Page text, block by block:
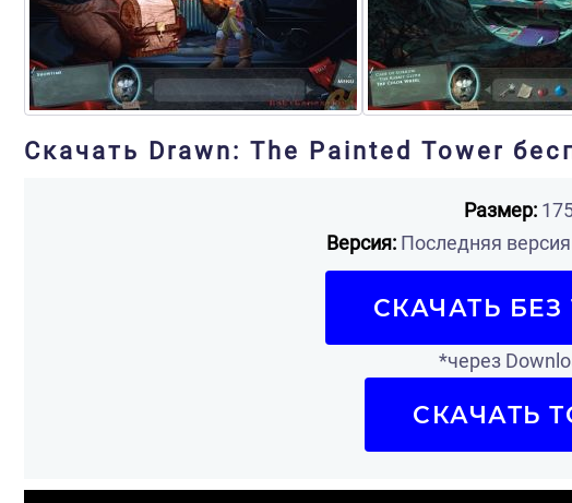
Скачать Drawn: The Painted Tower
Размер:
Версия: Последняя
СКАЧАТЬ БЕЗ
*через
СКАЧАТЬ